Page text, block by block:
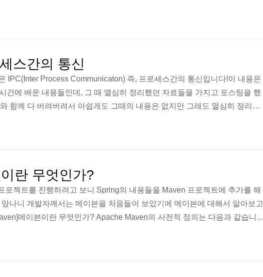
스간의 통신
IPC(Inter Process Communicaton) 즉, 프로세스간의 통신입니다!이 내용은
간에 배운 내용들인데, 그 때 열심히 정리했던 자료들을 가지고 포스팅을 했
함께 다 버려버려서 아쉽게도 그때의 내용은 없지만 그래도 열심히 정리해
Communication) IPC는 영어 단어 그대로 해석해도 어떠한 내용인지
란 무엇인가?
로젝트를 진행하려고 보니 Spring의 내용들을 Maven 프로젝트에 추가를 해
나니 개발자께서는 메이븐을 처음들어 보았기에 메이븐에 대해서 알아보고
메이븐이란 무엇인가? Apache Maven의 사전적 정의는 다음과 같습니
프로젝트 관리도구로 Apache Ant의 대안으로 만들어졌다. Apache License